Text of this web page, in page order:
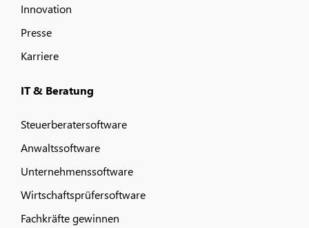
Innovation
Presse
Karriere
IT & Beratung
Steuerberatersoftware
Anwaltssoftware
Unternehmenssoftware
Wirtschaftsprüfersoftware
Fachkräfte gewinnen